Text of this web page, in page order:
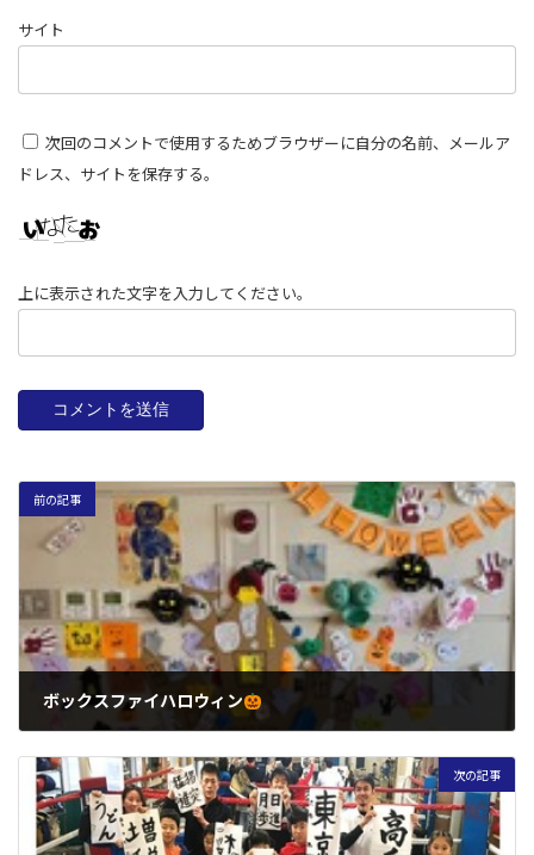
サイト
次回のコメントで使用するためブラウザーに自分の名前、メールア
ドレス、サイトを保存する。
上に表示された文字を入力してください。
前の記事
ボックスファイハロウィン
次の記事